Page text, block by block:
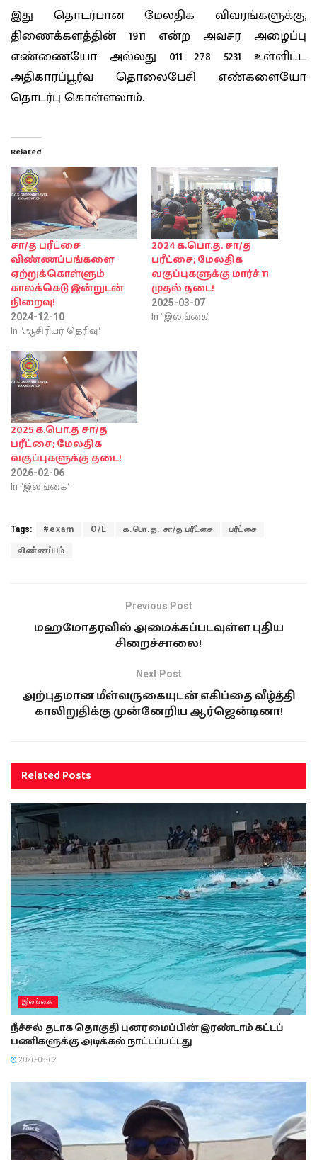
இது தொடர்பான மேலதிக விவரங்களுக்கு,
திணைக்களத்தின் 1911 என்ற அவசர அழைப்பு
எண்ணையோ அல்லது 011 278 5231 உள்ளிட்ட
அதிகாரப்பூர்வ தொலைபேசி எண்களையோ
தொடர்பு கொள்ளலாம்.
Related
சா/த பரீட்சை
விண்ணப்பங்களை
ஏற்றுக்கொள்ளும்
காலக்கெடு இன்றுடன்
நிறைவு!
2024-12-10
In "ஆசிரியர் தெரிவு"
2024 க.பொ.த. சா/த
பரீட்சை; மேலதிக
வகுப்புகளுக்கு மார்ச் 11
முதல் தடை!
2025-03-07
In "இலங்கை"
2025 க.பொ.த சா/த
பரீட்சை; மேலதிக
வகுப்புகளுக்கு தடை!
2026-02-06
In "இலங்கை"
Tags: #exam O/L க.பொ.த. சா/த பரீட்சை பரீட்சை
விண்ணப்பம்
Previous Post
மஹமோதரவில் அமைக்கப்படவுள்ள புதிய
சிறைச்சாலை!
Next Post
அற்புதமான மீள்வருகையுடன் எகிப்தை வீழ்த்தி
காலிறுதிக்கு முன்னேறிய ஆர்ஜென்டினா!
RelatedPosts
இலங்கை
நீச்சல் தடாக தொகுதி புனரமைப்பின் இரண்டாம் கட்டப்
பணிகளுக்கு அடிக்கல் நாட்டப்பட்டது
2026-08-02